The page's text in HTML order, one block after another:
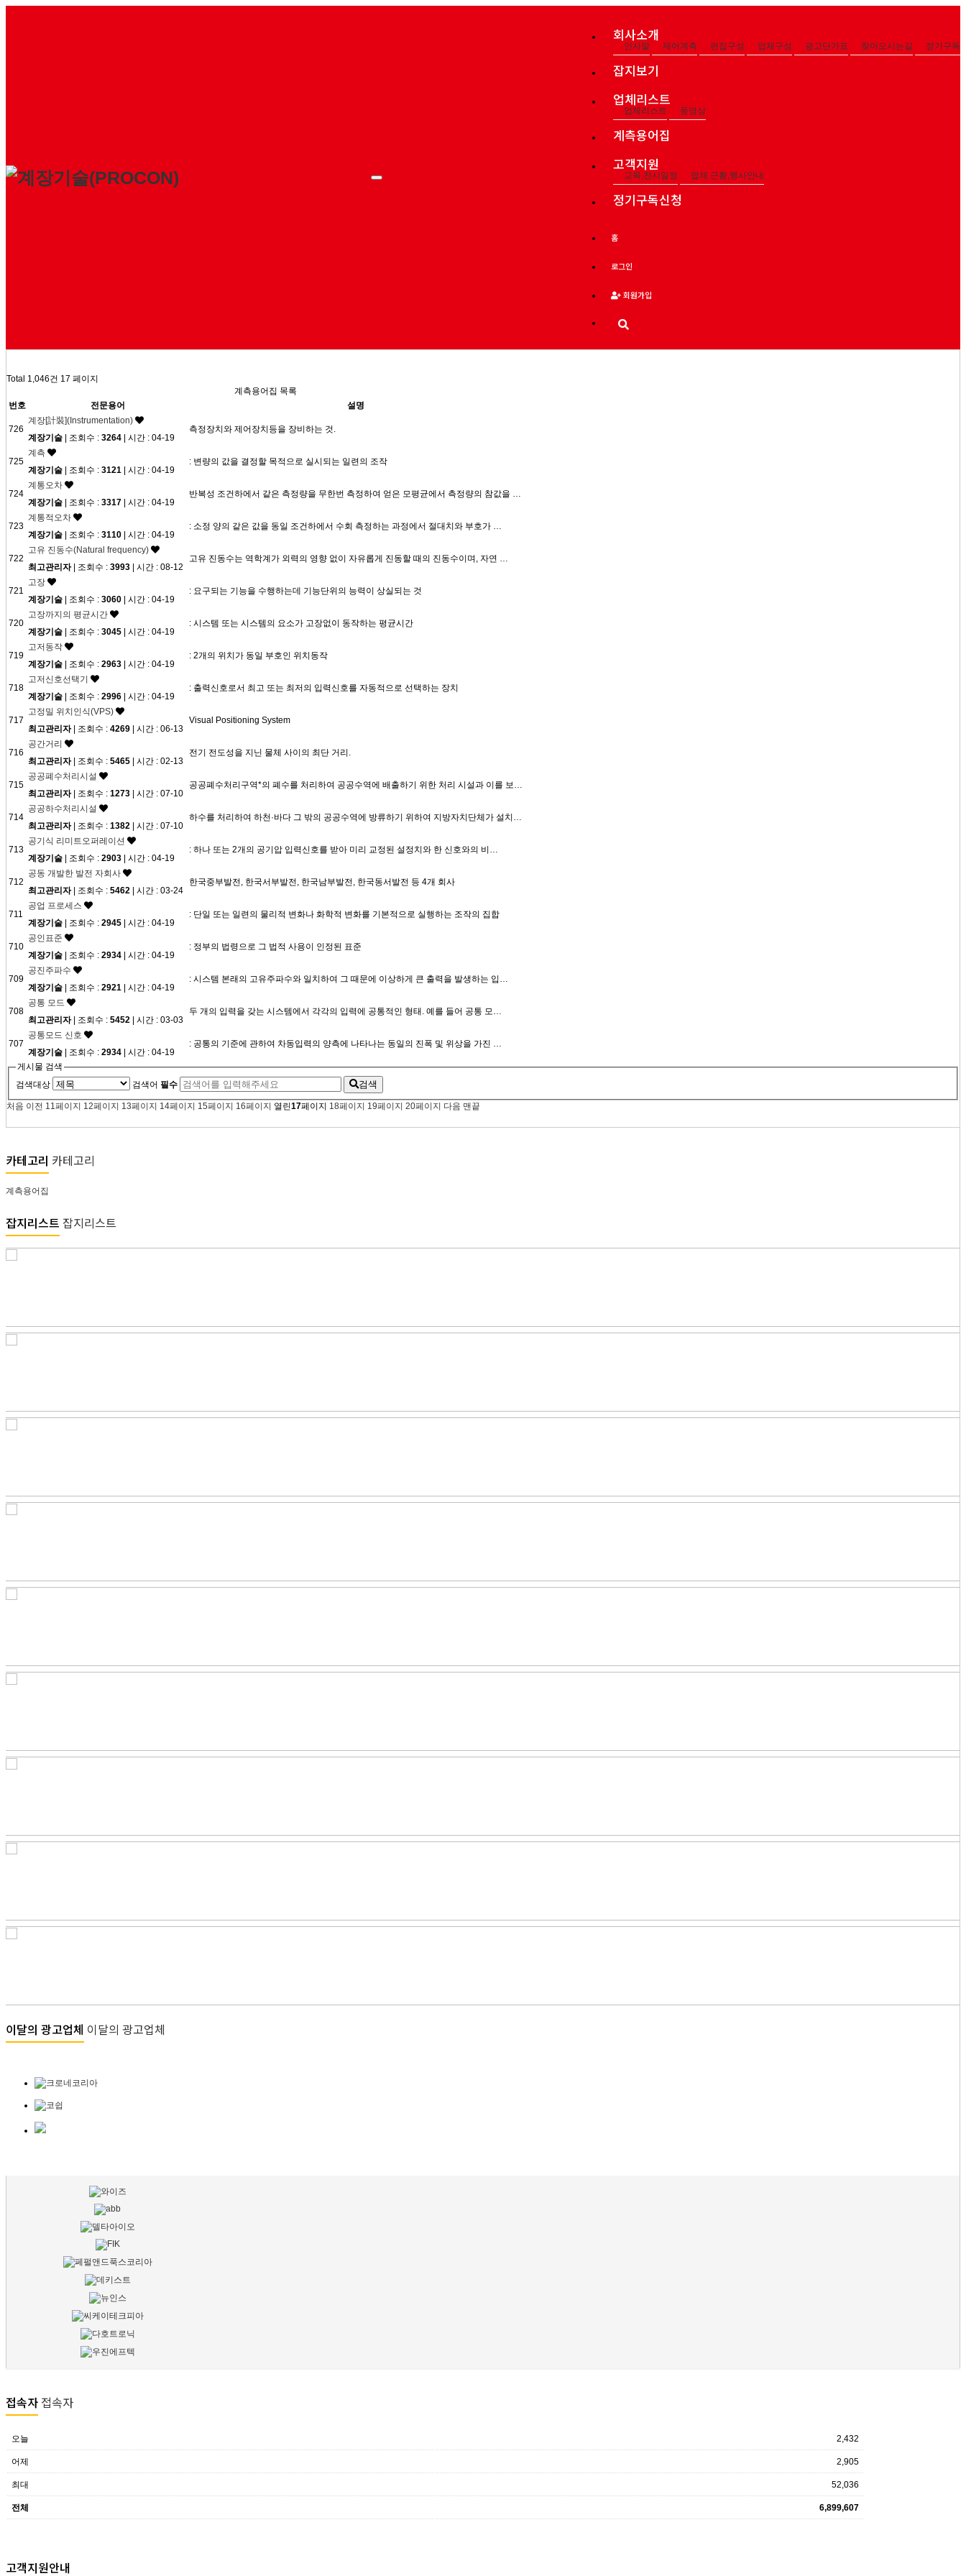
회사소개
인사말 제어계측 편집구성 업체구성 광고단가표 찾아오시는길 정기구독
잡지보기
업체리스트
업체리스트 동영상
계측용어집
고객지원
교육,전시일정 업체 근황,행사안내
정기구독신청
홈
로그인
회원가입
Previous
Next
Total 1,046건 17 페이지
계측용어집 목록
번호
전문용어 설명
726
계장[計裝](Instrumentation)
계장기술 | 조회수 : 3264 | 시간 : 04-19
측정장치와 제어장치등을 장비하는 것.
725
계측
계장기술 | 조회수 : 3121 | 시간 : 04-19
: 변량의 값을 결정할 목적으로 실시되는 일련의 조작
724
계통오차
계장기술 | 조회수 : 3317 | 시간 : 04-19
반복성 조건하에서 같은 측정량을 무한번 측정하여 얻은 모평균에서 측정량의 참값을 …
723
계통적오차
계장기술 | 조회수 : 3110 | 시간 : 04-19
: 소정 양의 같은 값을 동일 조건하에서 수회 측정하는 과정에서 절대치와 부호가 …
722
고유 진동수(Natural frequency)
최고관리자| 조회수 : 3993 | 시간 : 08-12
고유 진동수는 역학계가 외력의 영향 없이 자유롭게 진동할 때의 진동수이며, 자연 …
721
고장
계장기술 | 조회수 : 3060 | 시간 : 04-19
: 요구되는 기능을 수행하는데 기능단위의 능력이 상실되는 것
720
고장까지의 평균시간
계장기술 | 조회수 : 3045 | 시간 : 04-19
: 시스템 또는 시스템의 요소가 고장없이 동작하는 평균시간
719
고저동작
계장기술 | 조회수 : 2963 | 시간 : 04-19
: 2개의 위치가 동일 부호인 위치동작
718
고저신호선택기
계장기술 | 조회수 : 2996 | 시간 : 04-19
: 출력신호로서 최고 또는 최저의 입력신호를 자동적으로 선택하는 장치
717
고정밀 위치인식(VPS)
최고관리자| 조회수 : 4269 | 시간 : 06-13
Visual Positioning System
716
공간거리
최고관리자| 조회수 : 5465 | 시간 : 02-13
전기 전도성을 지닌 물체 사이의 최단 거리.
715
공공폐수처리시설
최고관리자| 조회수 : 1273 | 시간 : 07-10
공공폐수처리구역*의 폐수를 처리하여 공공수역에 배출하기 위한 처리 시설과 이를 보…
714
공공하수처리시설
최고관리자| 조회수 : 1382 | 시간 : 07-10
하수를 처리하여 하천·바다 그 밖의 공공수역에 방류하기 위하여 지방자치단체가 설치…
713
공기식 리미트오퍼레이션
계장기술 | 조회수 : 2903 | 시간 : 04-19
: 하나 또는 2개의 공기압 입력신호를 받아 미리 교정된 설정치와 한 신호와의 비…
712
공동 개발한 발전 자회사
최고관리자| 조회수 : 5462 | 시간 : 03-24
한국중부발전, 한국서부발전, 한국남부발전, 한국동서발전 등 4개 회사
711
공업 프로세스
계장기술 | 조회수 : 2945 | 시간 : 04-19
: 단일 또는 일련의 물리적 변화나 화학적 변화를 기본적으로 실행하는 조작의 집합
710
공인표준
계장기술 | 조회수 : 2934 | 시간 : 04-19
: 정부의 법령으로 그 법적 사용이 인정된 표준
709
공진주파수
계장기술 | 조회수 : 2921 | 시간 : 04-19
: 시스템 본래의 고유주파수와 일치하여 그 때문에 이상하게 큰 출력을 발생하는 입…
708
공통 모드
최고관리자| 조회수 : 5452 | 시간 : 03-03
두 개의 입력을 갖는 시스템에서 각각의 입력에 공통적인 형태. 예를 들어 공통 모…
707
공통모드 신호
계장기술 | 조회수 : 2934 | 시간 : 04-19
: 공통의 기준에 관하여 차동입력의 양측에 나타나는 동일의 진폭 및 위상을 가진 …
게시물 검색
검색대상
검색어 필수 검색
처음 이전 11 페이지 12페이지 13페이지 14페이지 15페이지 16페이지 열린17페이지 18페이지 19페이지 20페이지 다음 맨끝
카테고리 카테고리
계측용어집
잡지리스트 잡지리스트
이달의 광고업체 이달의 광고업체
접속자 접속자
오늘 2,432
어제 2,905
최대 52,036
전체 6,899,607
고객지원안내